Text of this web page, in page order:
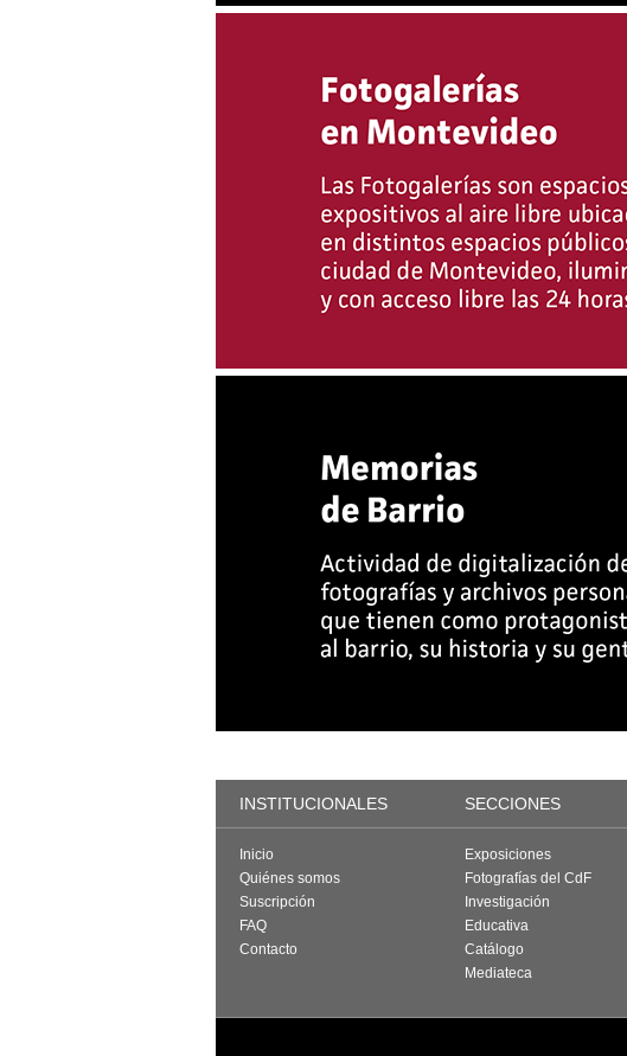
INSTITUCIONALES SECCIONES
Inicio
Quiénes somos
Suscripción
FAQ
Contacto
Exposiciones
Fotografías del CdF
Investigación
Educativa
Catálogo
Mediateca